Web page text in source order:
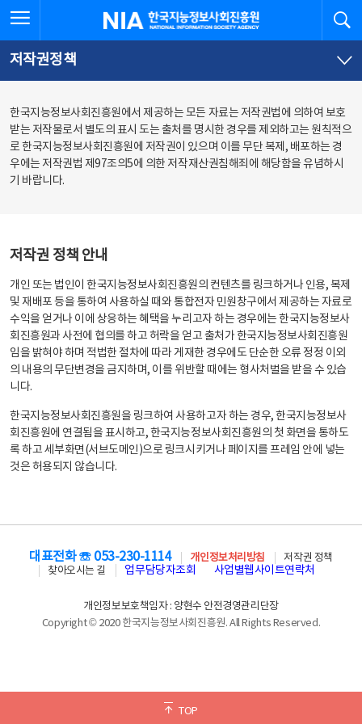
문
로
가
체
뉴
바
가
한국지능정보사회진흥원
저작권정책
한국지능정보사회진흥원에서 제공하는 모든 자료는 저작권법에 의하여 보호
받는 저작물로서 별도의 표시 도는 출처를 명시한 경우를 제외하고는 원칙적으
로 한국지능정보사회진흥원에 저작권이 있으며 이를 무단 복제, 배포하는 경
우에는 저작권법 제97조의5에 의한 저작재산권침해죄에 해당함을 유념하시
기 바랍니다.
저작권 정책 안내
개인 또는 법인이 한국지능정보사회진흥원의 컨텐츠를 링크하거나 인용, 복제
및 재배포 등을 통하여 사용하실 때와 통합전자 민원창구에서 제공하는 자료로
수익을 얻거나 이에 상응하는 혜택을 누리고자 하는 경우에는 한국지능정보사
회진흥원과 사전에 협의를 하고 허락을 얻고 출처가 한국지능정보사회진흥원
임을 밝혀야 하며 적법한 절차에 따라 게재한 경우에도 단순한 오류 정정 이외
의 내용의 무단변경을 금지하며, 이를 위반할 때에는 형사처벌을 받을 수 있습
니다.
한국지능정보사회진흥원을 링크하여 사용하고자 하는 경우, 한국지능정보사
회진흥원에 연결됨을 표시하고, 한국지능정보사회진흥원의 첫 화면을 통하도
록 하고 세부화면(서브도메인)으로 링크시키거나 페이지를 프레임 안에 넣는
것은 허용되지 않습니다.
TOP
대표전화 ☏ 053-230-1114 개인정보처리방침
저작권 정책
찾아오시는 길
업무담당자조회 사업별웹사이트연락처
개인정보보호책임자 : 양현수 안전경영관리단장
Copyright © 2020 한국지능정보사회진흥원. All Rights Reserved.